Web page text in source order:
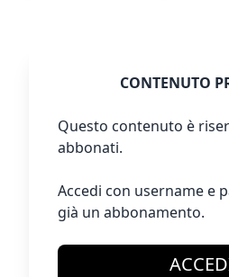
CONTENUTO
Questo contenuto è
abbonati.
Accedi con username e
già un abbonamento.